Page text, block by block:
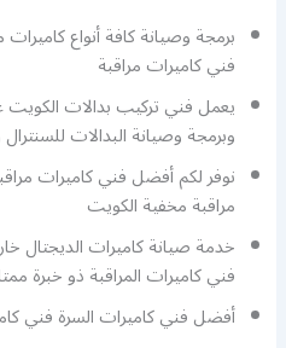
برمجة وصيانة كافة أنواع
فني كاميرات مراقبة
يعمل فني تركيب بدالات الكويت
وبرمجة وصيانة البدالات للسنترال
نوفر لكم أفضل فني كاميرات
مراقبة مخفية الكويت
خدمة صيانة كاميرات الديجتال
فني كاميرات المراقبة ذو خبرة
أفضل فني كاميرات السرة فني